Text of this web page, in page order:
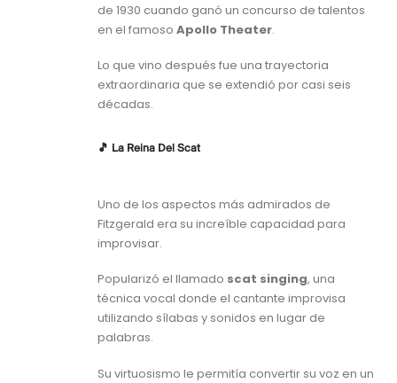
de 1930 cuando ganó un concurso de talentos
en el famoso Apollo Theater.
Lo que vino después fue una trayectoria
extraordinaria que se extendió por casi seis
décadas.
🎵 La Reina Del Scat
Uno de los aspectos más admirados de
Fitzgerald era su increíble capacidad para
improvisar.
Popularizó el llamado scat singing, una
técnica vocal donde el cantante improvisa
utilizando sílabas y sonidos en lugar de
palabras.
Su virtuosismo le permitía convertir su voz en un